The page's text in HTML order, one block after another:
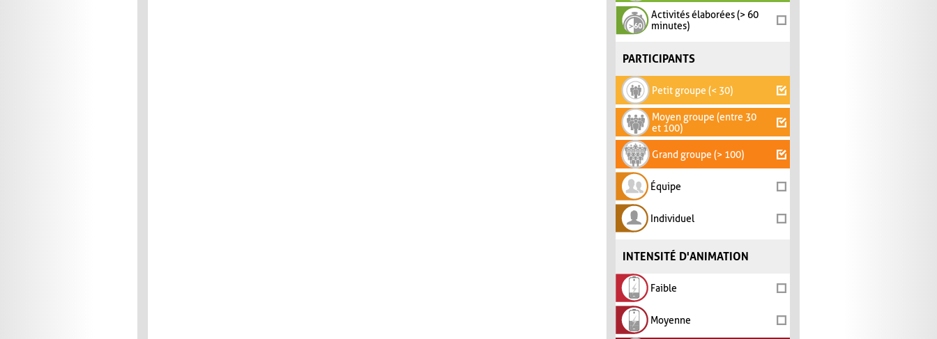
Activités élaborées (> 60
minutes)
PARTICIPANTS
Petit groupe (< 30)
Moyen groupe (entre 30
et 100)
Grand groupe (> 100)
Équipe
Individuel
INTENSITÉ D'ANIMATION
Faible
Moyenne